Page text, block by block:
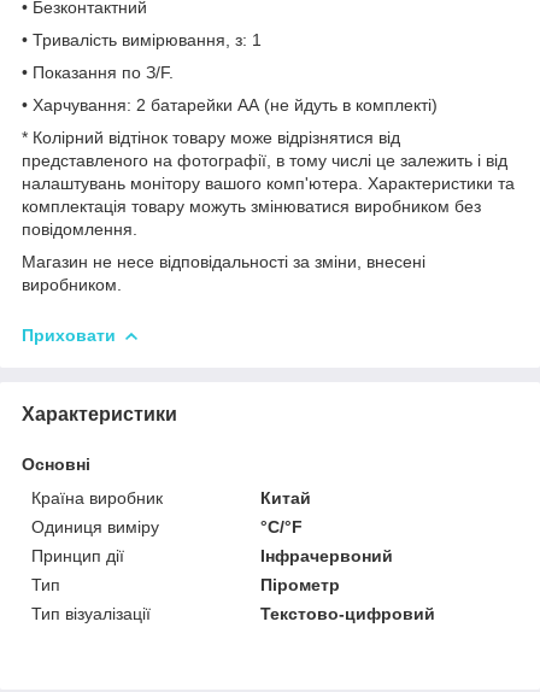
• Безконтактний
• Тривалість вимірювання, з: 1
• Показання по З/F.
• Харчування: 2 батарейки АА (не йдуть в комплекті)
* Колірний відтінок товару може відрізнятися від
представленого на фотографії, в тому числі це залежить і від
налаштувань монітору вашого комп'ютера. Характеристики та
комплектація товару можуть змінюватися виробником без
повідомлення.
Магазин не несе відповідальності за зміни, внесені
виробником.
Приховати
Характеристики
Основні
Країна виробник
Китай
Одиниця виміру
°С/°F
Принцип дії
Інфрачервоний
Тип
Пірометр
Тип візуалізації
Текстово-цифровий